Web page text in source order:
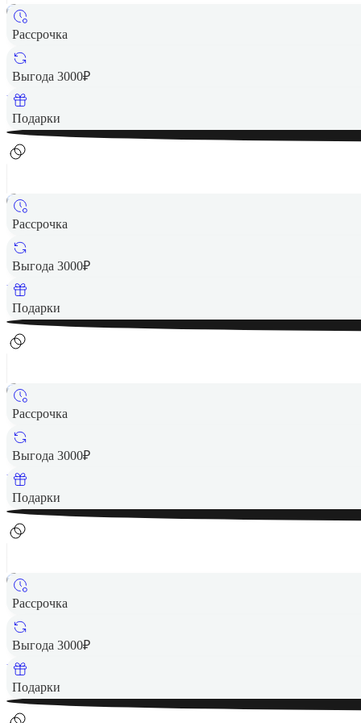
Рассрочка
Выгода 3000₽
Подарки
990 ₽
Вернем до
Рассрочка
Выгода 3000₽
Подарки
1 890 ₽
Вернем до
Рассрочка
Выгода 3000₽
Подарки
1 890 ₽
Вернем до
Рассрочка
Выгода 3000₽
Подарки
1 890 ₽
Вернем до